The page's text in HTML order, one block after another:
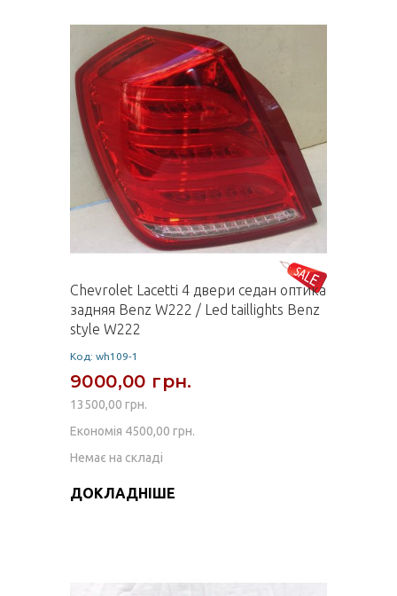
Chevrolet Lacetti 4 двери седан оптика
задняя Benz W222 / Led taillights Benz
style W222
Код: wh109-1
9000,00 грн.
13500,00 грн.
Економія 4500,00 грн.
Немає на складі
ДОКЛАДНІШЕ